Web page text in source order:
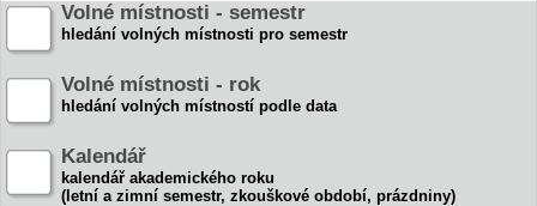
Volné místnosti - semestr
hledání volných místnosti pro semestr
Volné místnosti - rok
hledání volných místností podle data
Kalendář
kalendář akademického roku
(letní a zimní semestr, zkouškové období, prázdniny)